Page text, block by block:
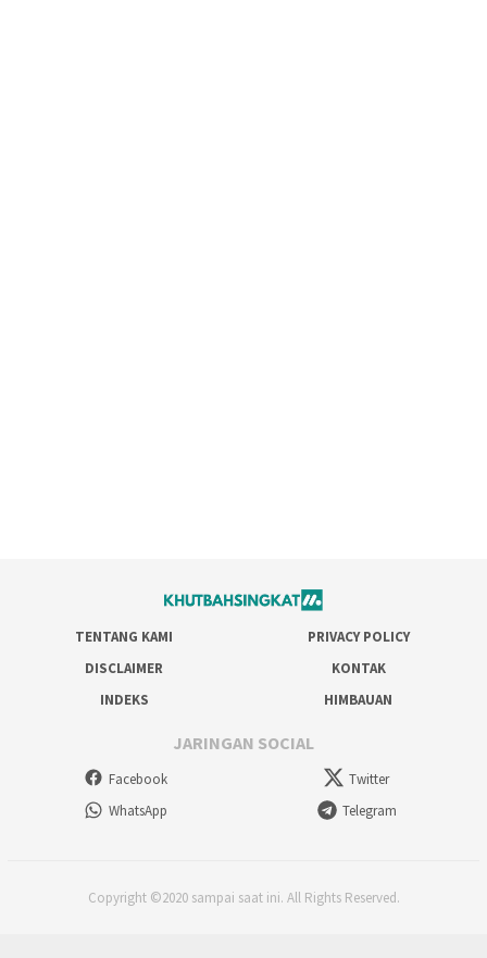
TENTANG KAMI
PRIVACY POLICY
DISCLAIMER
KONTAK
INDEKS
HIMBAUAN
JARINGAN SOCIAL
Facebook
Twitter
WhatsApp
Telegram
Copyright ©2020 sampai saat ini. All Rights Reserved.